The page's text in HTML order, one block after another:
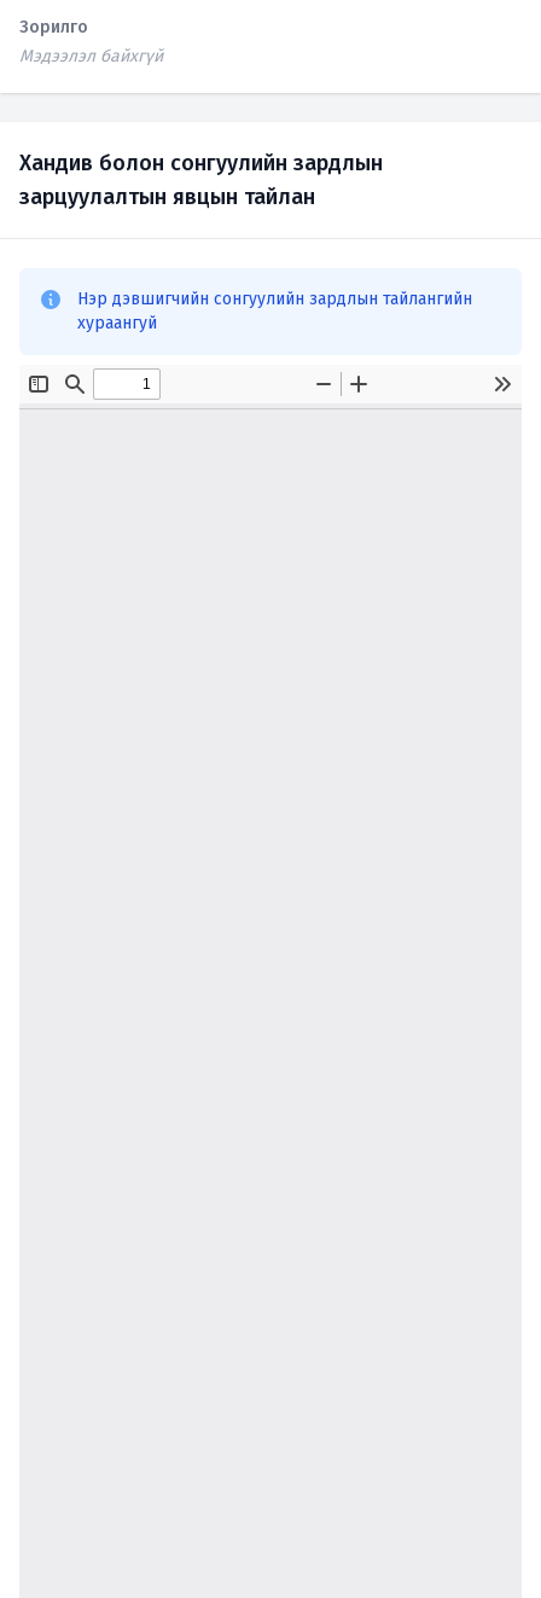
Зорилго
Мэдээлэл байхгүй
Хандив болон сонгуулийн зардлын
зарцуулалтын явцын тайлан
Нэр дэвшигчийн сонгуулийн зардлын тайлангийн
хураангуй